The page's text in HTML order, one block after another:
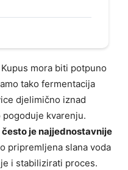
mora biti potpuno
tako fermentacija
djelimično iznad
kvarenju.
je najjednostavnije
pripremljena slana voda
i stabilizirati proces.